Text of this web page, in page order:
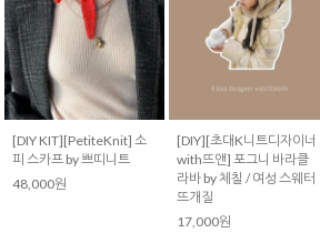
[DIY KIT][PetiteKnit] 소
피 스카프 by 쁘띠니트
48,000원
[DIY][초대K니트디자이너
with뜨앤] 포그니 바라클
라바 by 체칠 / 여성 스웨터
뜨개질
17,000원